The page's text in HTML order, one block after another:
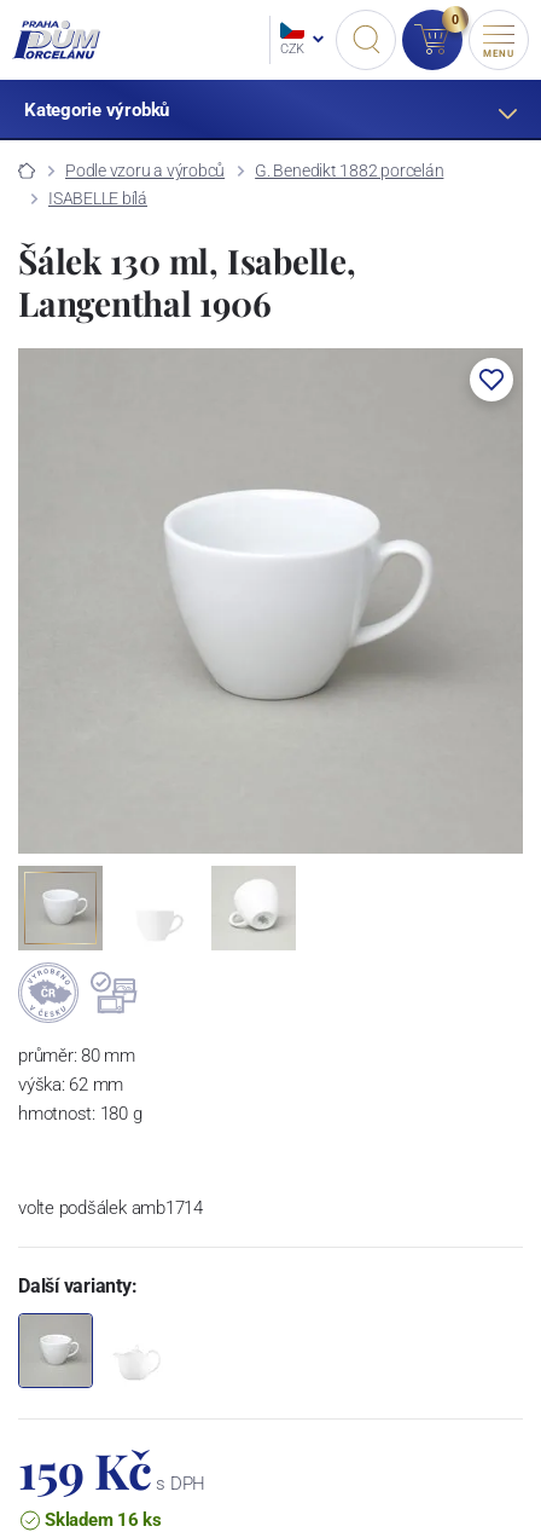
CZK
0
MENU
Kategorie výrobků
Podle vzoru a výrobců
G. Benedikt 1882 porcelán
ISABELLE bílá
Šálek 130 ml, Isabelle,
Langenthal 1906
průměr: 80 mm
výška: 62 mm
hmotnost: 180 g
volte podšálek amb1714
Další varianty:
159 Kč s DPH
Skladem 16 ks